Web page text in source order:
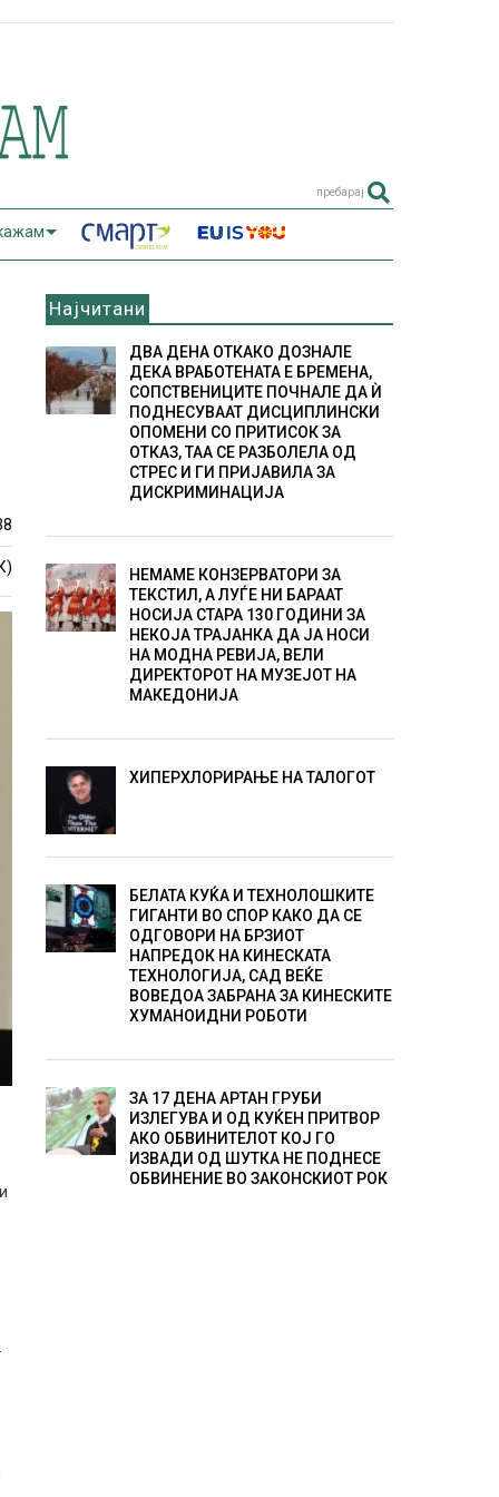
пребарај
Најчитани
ДВА ДЕНА ОТКАКО ДОЗНАЛЕ
ДЕКА ВРАБОТЕНАТА Е БРЕМЕНА,
СОПСТВЕНИЦИТЕ ПОЧНАЛЕ ДА Ѝ
ПОДНЕСУВААТ ДИСЦИПЛИНСКИ
ОПОМЕНИ СО ПРИТИСОК ЗА
ОТКАЗ, ТАА СЕ РАЗБОЛЕЛА ОД
СТРЕС И ГИ ПРИЈАВИЛА ЗА
ДИСКРИМИНАЦИЈА
НЕМАМЕ КОНЗЕРВАТОРИ ЗА
ТЕКСТИЛ, А ЛУЃЕ НИ БАРААТ
НОСИЈА СТАРА 130 ГОДИНИ ЗА
НЕКОЈА ТРАЈАНКА ДА ЈА НОСИ
НА МОДНА РЕВИЈА, ВЕЛИ
ДИРЕКТОРОТ НА МУЗЕЈОТ НА
МАКЕДОНИЈА
ХИПЕРХЛОРИРАЊЕ НА ТАЛОГОТ
БЕЛАТА КУЌА И ТЕХНОЛОШКИТЕ
ГИГАНТИ ВО СПОР КАКО ДА СЕ
ОДГОВОРИ НА БРЗИОТ
НАПРЕДОК НА КИНЕСКАТА
ТЕХНОЛОГИЈА, САД ВЕЌЕ
ВОВЕДОА ЗАБРАНА ЗА КИНЕСКИТЕ
ХУМАНОИДНИ РОБОТИ
ЗА 17 ДЕНА АРТАН ГРУБИ
ИЗЛЕГУВА И ОД КУЌЕН ПРИТВОР
АКО ОБВИНИТЕЛОТ КОЈ ГО
ИЗВАДИ ОД ШУТКА НЕ ПОДНЕСЕ
ОБВИНЕНИЕ ВО ЗАКОНСКИОТ РОК